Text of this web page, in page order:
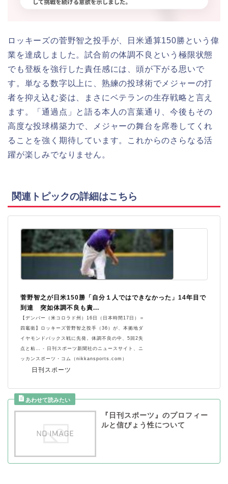
ロッキーズの菅野智之投手が、日米通算150勝という偉
業を達成しました。試合前の体調不良という極限状態
でも登板を強行した責任感には、頭が下がる思いで
す。単なる数字以上に、熟練の投球術でメジャーの打
者を抑え込む姿は、まさにベテランの生存戦略と言え
ます。「通過点」と語る本人の言葉通り、今後もその
高度な投球構築力で、メジャーの舞台を席巻してくれ
ることを強く期待しています。これからのさらなる活
躍が楽しみでなりません。
関連トピックの詳細はこちら
日刊スポーツ
菅野智之が日米150勝「自分１人ではできなかった」14年目で
到達 突如体調不良も責...
【デンバー（米コロラド州）16日（日本時間17日）＝
四竈衛】ロッキーズ菅野智之投手（36）が、本拠地ダ
イヤモンドバックス戦に先発。体調不良の中、5回2失
点と粘… - 日刊スポーツ新聞社のニュースサイト、ニ
ッカンスポーツ・コム（nikkansports.com）
『日刊スポーツ』のプロフィー
ルと信ぴょう性について